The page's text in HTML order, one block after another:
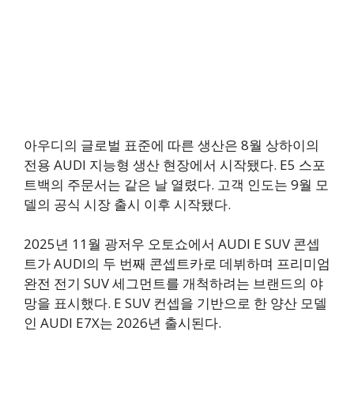
아우디의 글로벌 표준에 따른 생산은 8월 상하이의
전용 AUDI 지능형 생산 현장에서 시작됐다. E5 스포
트백의 주문서는 같은 날 열렸다. 고객 인도는 9월 모
델의 공식 시장 출시 이후 시작됐다.
2025년 11월 광저우 오토쇼에서 AUDI E SUV 콘셉
트가 AUDI의 두 번째 콘셉트카로 데뷔하며 프리미엄
완전 전기 SUV 세그먼트를 개척하려는 브랜드의 야
망을 표시했다. E SUV 컨셉을 기반으로 한 양산 모델
인 AUDI E7X는 2026년 출시된다.